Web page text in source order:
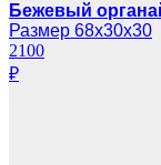
Бежевый
Размер 68х30х30
2100
₽